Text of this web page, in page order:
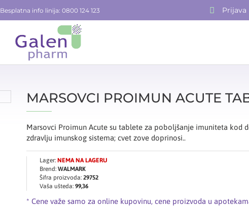
Besplatna info linija: 0800 124 123 Prijava
MARSOVCI PROIMUN ACUTE
Marsovci Proimun Acute su tablete za poboljšanje imuniteta kod
zdravlju imunskog sistema; cvet zove doprinosi..
* Cene važe samo za online kupovinu, cene proizvoda u
Lager: NEMA NA LAGERU
Brend: WALMARK
Šifra proizvoda: 29752
Vaša ušteda: 99,36